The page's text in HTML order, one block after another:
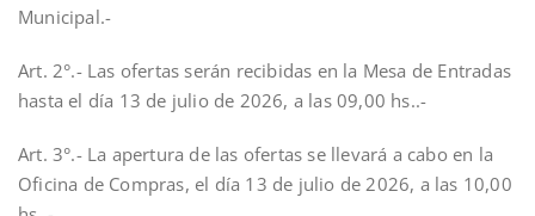
Municipal.-
Art. 2°.- Las ofertas serán recibidas en la Mesa de Entradas
hasta el día 13 de julio de 2026, a las 09,00 hs..-
Art. 3°.- La apertura de las ofertas se llevará a cabo en la
Oficina de Compras, el día 13 de julio de 2026, a las 10,00